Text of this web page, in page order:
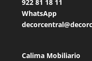
922 81 18 11
WhatsApp
Calima Mobiliario